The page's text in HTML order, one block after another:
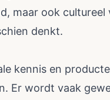
maar ook cultureel
denkt.
kennis en
Er wordt vaak